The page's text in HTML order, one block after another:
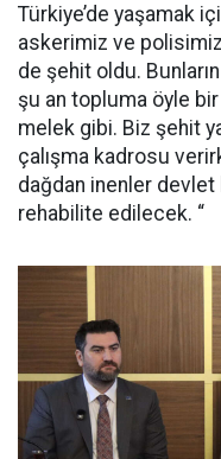
Türkiye’de yaşamak
askerimiz ve
de şehit oldu.
şu an topluma öyle
melek gibi. Biz şehit
çalışma kadrosu
dağdan inenler
rehabilite edilecek. “